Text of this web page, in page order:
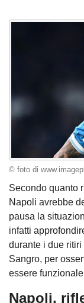
© foto di
Secondo quanto
Napoli avrebbe
pausa la
infatti
durante i due
Sangro, per
essere
Napoli,